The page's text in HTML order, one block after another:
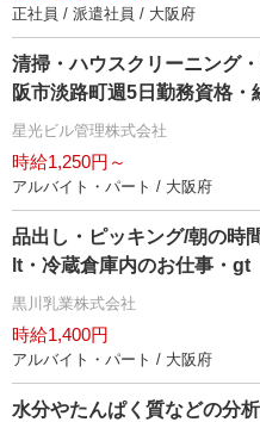
正社員 / 派遣社員 / 大阪府
清掃・ハウスクリーニング
阪市淡路町週5日勤務資格・
星光ビル管理株式会社
時給1,250円～
アルバイト・パート / 大阪府
品出し・ピッキング/朝の時
lt・冷蔵倉庫内のお仕事・gt
黒川乳業株式会社
時給1,400円
アルバイト・パート / 大阪府
水分やたんぱく質などの分